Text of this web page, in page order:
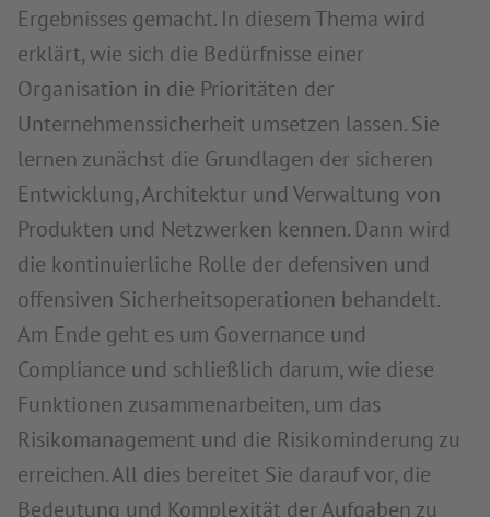
Ergebnisses gemacht. In diesem Thema wird
erklärt, wie sich die Bedürfnisse einer
Organisation in die Prioritäten der
Unternehmenssicherheit umsetzen lassen. Sie
lernen zunächst die Grundlagen der sicheren
Entwicklung, Architektur und Verwaltung von
Produkten und Netzwerken kennen. Dann wird
die kontinuierliche Rolle der defensiven und
offensiven Sicherheitsoperationen behandelt.
Am Ende geht es um Governance und
Compliance und schließlich darum, wie diese
Funktionen zusammenarbeiten, um das
Risikomanagement und die Risikominderung zu
erreichen. All dies bereitet Sie darauf vor, die
Bedeutung und Komplexität der Aufgaben zu